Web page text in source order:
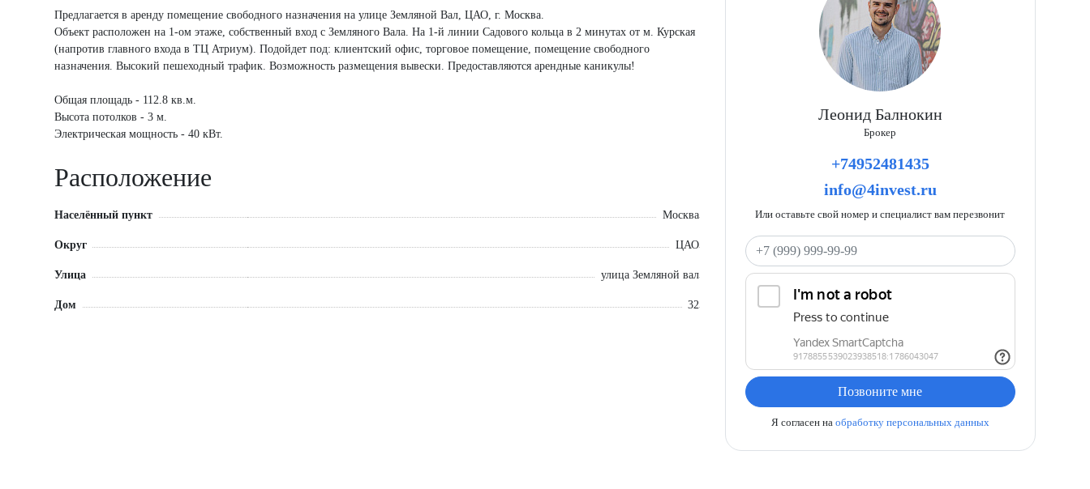
Предлагается в аренду помещение свободного назначения на улице Земляной Вал, ЦАО, г. Москва.
Объект расположен на 1-ом этаже, собственный вход с Земляного Вала. На 1-й линии Садового кольца в 2 минутах от м. Курская
(напротив главного входа в ТЦ Атриум). Подойдет под: клиентский офис, торговое помещение, помещение свободного
назначения. Высокий пешеходный трафик. Возможность размещения вывески. Предоставляются арендные каникулы!
Общая площадь - 112.8 кв.м.
Высота потолков - 3 м.
Электрическая мощность - 40 кВт.
Расположение
Населённый пункт Москва
Округ ЦАО
Улица улица Земляной вал
Дом 32
Леонид Балнокин
Брокер
+74952481435
info@4invest.ru
Или оставьте свой номер и специалист вам перезвонит
Позвоните мне
Я согласен на обработку персональных данных